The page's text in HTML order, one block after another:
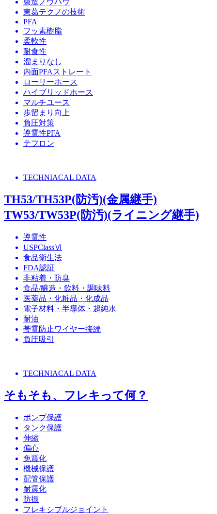
製造ノウハウ
東葛テクノの技術
PFA
フッ素樹脂
柔軟性
耐食性
溜まりなし
内面PFAストレート
ローリーホース
ハイブリッドホース
マルチユース
歩留まり向上
負圧対策
導電性PFA
テフロン
TECHNIACAL DATA
TH53/TH53P(防汚)(金属継手)
TW53/TW53P(防汚)(ライニング継手)
導電性
USPClassⅥ
食品衛生法
FDA認証
非粘着・防臭
食品/醸造・飲料・調味料
医薬品・化粧品・化成品
電子材料・半導体・超純水
耐油
帯電防止ワイヤー接続
負圧吸引
TECHNIACAL DATA
そもそも、フレキって何？
ポンプ保護
タンク保護
伸縮
偏心
免震化
機械保護
配管保護
耐震化
防振
フレキシブルジョイント